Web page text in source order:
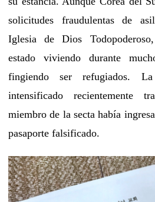
solicitudes fraudulentas de
Iglesia de Dios
estado viviendo durante
fingiendo ser refugiados.
intensificado recientemente
miembro de la secta había
pasaporte falsificado.